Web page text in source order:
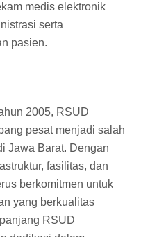
medis elektronik
serta
pasien.
2005, RSUD
pesat menjadi salah
Jawa Barat. Dengan
fasilitas, dan
berkomitmen untuk
yang berkualitas
RSUD